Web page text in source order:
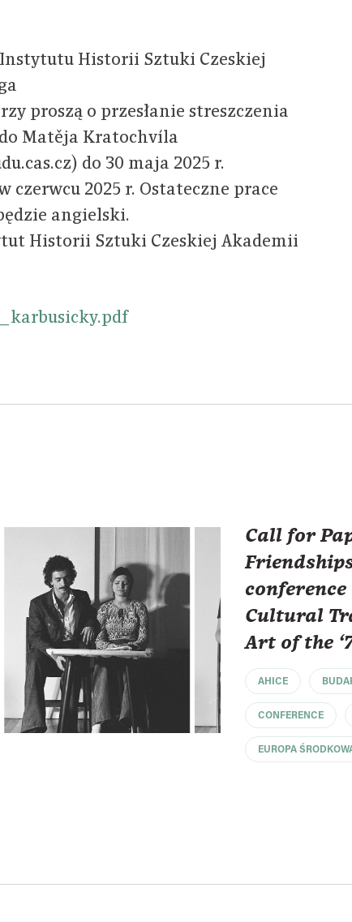
Historii Sztuki Czeskiej
proszą o przesłanie streszczenia
Matěja Kratochvíla
do 30 maja 2025 r.
2025 r. Ostateczne prace
angielski.
Historii Sztuki Czeskiej Akademii
Call for
Cultural
Art of the
AHICE
CONFERENCE
EUROPA